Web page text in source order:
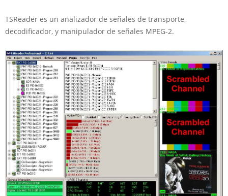
TSReader es un analizador de señales de transporte,
decodificador, y manipulador de señales MPEG-2.